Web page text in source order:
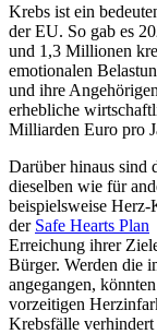
Krebs ist ein
der EU. So gab es
und 1,3 Millionen
emotionalen
und ihre
erhebliche
Milliarden Euro pro
Darüber hinaus sind
dieselben wie für
beispielsweise
der Safe Hearts Plan
Erreichung ihrer
Bürger. Werden die
angegangen,
vorzeitigen
Krebsfälle verhindert